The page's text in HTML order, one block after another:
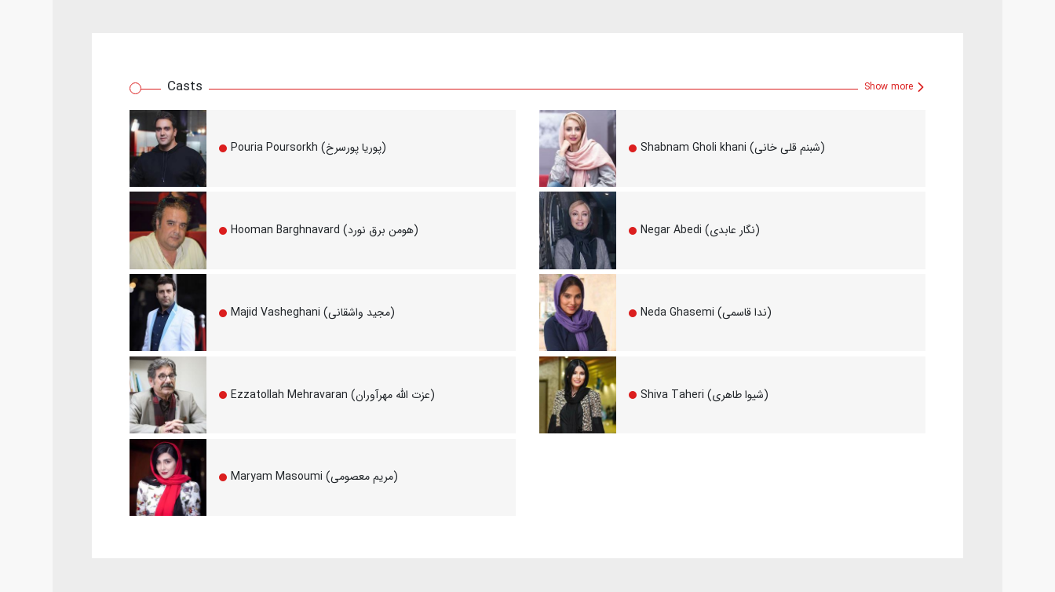
Casts Show more
Pouria Poursorkh (پوریا پورسرخ) Shabnam Gholi khani (شبنم قلی خانی)
Hooman Barghnavard (هومن برق نورد) Negar Abedi (نگار عابدی)
Majid Vasheghani (مجید واشقانی) Neda Ghasemi (ندا قاسمی)
Ezzatollah Mehravaran (عزت الله مهرآوران) Shiva Taheri (شیوا طاهری)
Maryam Masoumi (مریم معصومی)